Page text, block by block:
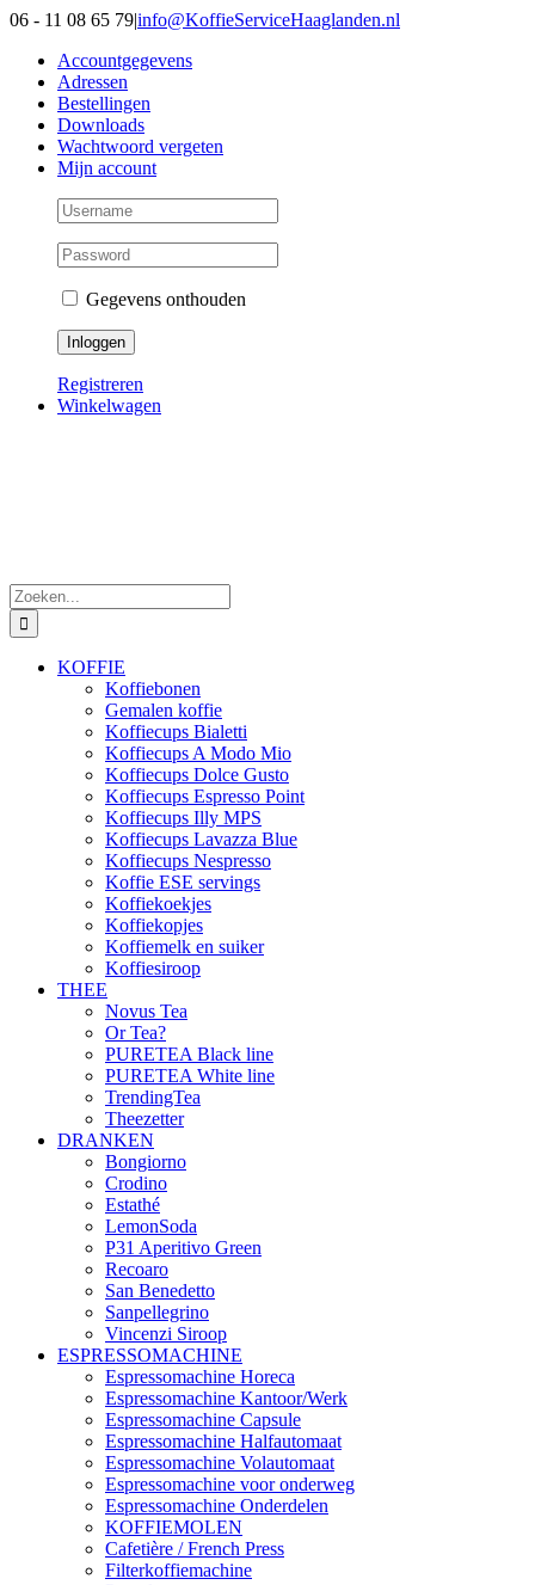
Ga
inhoud
06 - 11 08 65 79|info@KoffieServiceHaaglanden.nl
Accountgegevens
Adressen
Bestellingen
Downloads
Wachtwoord vergeten
Mijn account
Gegevens onthouden
Registreren
Winkelwagen
Zoeken
naar:
KOFFIE
Koffiebonen
Gemalen koffie
Koffiecups Bialetti
Koffiecups A Modo Mio
Koffiecups Dolce Gusto
Koffiecups Espresso Point
Koffiecups Illy MPS
Koffiecups Lavazza Blue
Koffiecups Nespresso
Koffie ESE servings
Koffiekoekjes
Koffiekopjes
Koffiemelk en suiker
Koffiesiroop
THEE
Novus Tea
Or Tea?
PURETEA Black line
PURETEA White line
TrendingTea
Theezetter
DRANKEN
Bongiorno
Crodino
Estathé
LemonSoda
P31 Aperitivo Green
Recoaro
San Benedetto
Sanpellegrino
Vincenzi Siroop
ESPRESSOMACHINE
Espressomachine Horeca
Espressomachine Kantoor/Werk
Espressomachine Capsule
Espressomachine Halfautomaat
Espressomachine Volautomaat
Espressomachine voor onderweg
Espressomachine Onderdelen
KOFFIEMOLEN
Cafetière / French Press
Filterkoffiemachine